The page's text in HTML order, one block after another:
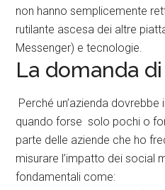
non hanno semplicemente
rutilante ascesa dei altre
Messenger) e tecnologie.
La domanda
Perché un’azienda
quando forse solo pochi o
parte delle aziende che ho
misurare l’impatto dei social
fondamentali come: